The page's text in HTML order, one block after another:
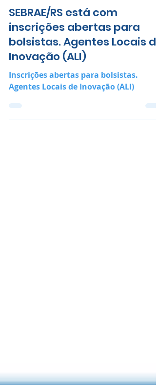
24 de ago. de 2022 1 min de leitura
SEBRAE/RS está com
inscrições abertas para
bolsistas. Agentes Locais de
Inovação (ALI)
Inscrições abertas para bolsistas.
Agentes Locais de Inovação (ALI)